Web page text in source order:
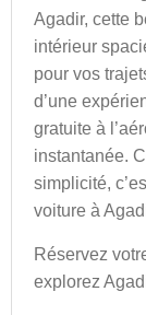
Agadir, cette
intérieur
pour vos
d’une
gratuite à
instantanée.
simplicité,
voiture à
Réservez
explorez